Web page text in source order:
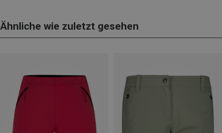
Ähnliche wie zuletzt gesehen